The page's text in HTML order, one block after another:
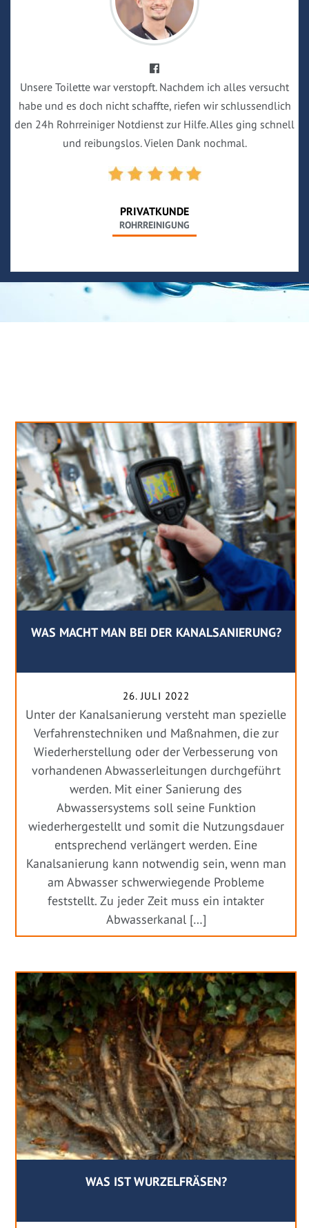
Unsere Toilette war verstopft. Nachdem ich alles versucht
habe und es doch nicht schaffte, riefen wir schlussendlich
den 24h Rohrreiniger Notdienst zur Hilfe. Alles ging schnell
und reibungslos. Vielen Dank nochmal.
PRIVATKUNDE
ROHRREINIGUNG
WAS MACHT MAN BEI DER KANALSANIERUNG?
26. JULI 2022
Unter der Kanalsanierung versteht man spezielle
Verfahrenstechniken und Maßnahmen, die zur
Wiederherstellung oder der Verbesserung von
vorhandenen Abwasserleitungen durchgeführt
werden. Mit einer Sanierung des
Abwassersystems soll seine Funktion
wiederhergestellt und somit die Nutzungsdauer
entsprechend verlängert werden. Eine
Kanalsanierung kann notwendig sein, wenn man
am Abwasser schwerwiegende Probleme
feststellt. Zu jeder Zeit muss ein intakter
Abwasserkanal […]
WAS IST WURZELFRÄSEN?